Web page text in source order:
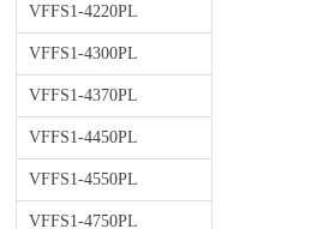
VFFS1-4220PL
VFFS1-4300PL
VFFS1-4370PL
VFFS1-4450PL
VFFS1-4550PL
VFFS1-4750PL